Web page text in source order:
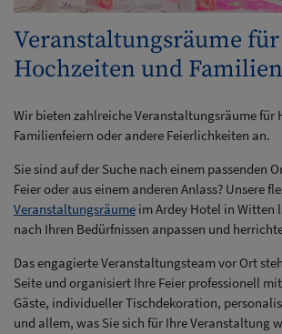
Veranstaltungsräume für
Hochzeiten und
Wir bieten zahlreiche Veranstaltungsräume für
Familienfeiern oder andere Feierlichkeiten an.
Sie sind auf der Suche nach einem passenden
Feier oder aus einem anderen Anlass? Unsere
Veranstaltungsräume im Ardey Hotel in Witten
nach Ihren Bedürfnissen anpassen und
Das engagierte Veranstaltungsteam vor Ort
Seite und organisiert Ihre Feier professionell
Gäste, individueller Tischdekoration,
und allem, was Sie sich für Ihre Veranstaltung